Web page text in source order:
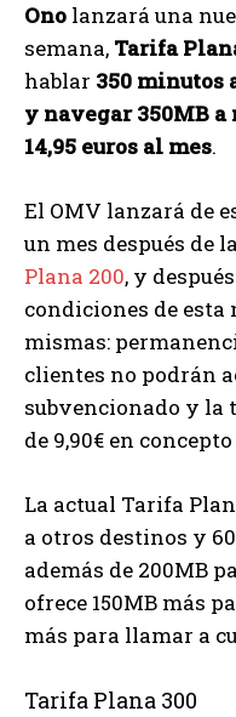
Ono lanzará una
semana, Tarifa
hablar 350 minutos
y navegar 350MB
14,95 euros al mes.
El OMV lanzará de
un mes después de la
Plana 200, y
condiciones de
mismas:
clientes no podrán
subvencionado y la
de 9,90€ en
La actual Tarifa
a otros destinos y
además de 200MB
ofrece 150MB más
más para llamar a
Tarifa Plana 300